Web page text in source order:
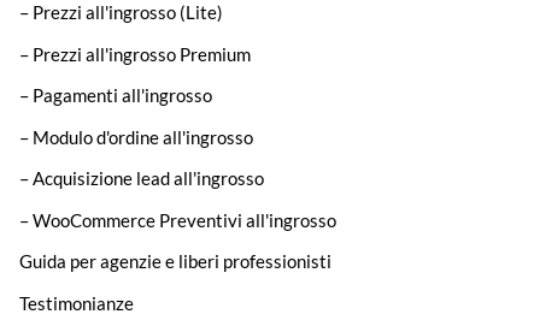
– Prezzi all'ingrosso (Lite)
– Prezzi all'ingrosso Premium
– Pagamenti all'ingrosso
– Modulo d'ordine all'ingrosso
– Acquisizione lead all'ingrosso
– WooCommerce Preventivi all'ingrosso
Guida per agenzie e liberi professionisti
Testimonianze